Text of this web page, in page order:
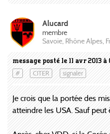
message posté le 11 avr 2013 à
# CITER signaler
Alucard
membre
Savoie, Rhône Alpes,
Je crois que la portée des
atteindre les USA. Sauf peut